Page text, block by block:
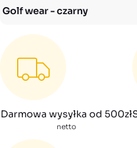
Golf wear - czarny
Darmowa wysyłka od 500zł
netto